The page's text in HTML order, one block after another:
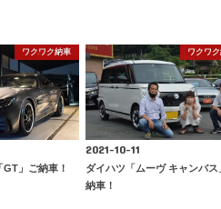
ワクワク納車
」ご納車！
ワクワ
2021-10-11
ダイハツ「ムーヴ キャンバス
納車！